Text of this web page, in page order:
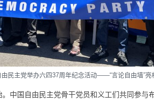
由民主党举办六四37周年纪念活动——“言论自由墙”亮
中国自由民主党骨干党员和义工们共同参与